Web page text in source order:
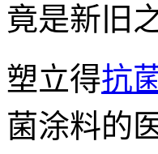
竟是新旧
塑立得抗
菌涂料的